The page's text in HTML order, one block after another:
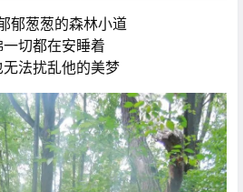
郁葱葱的森林小道
切都在安睡着
法扰乱他的美梦